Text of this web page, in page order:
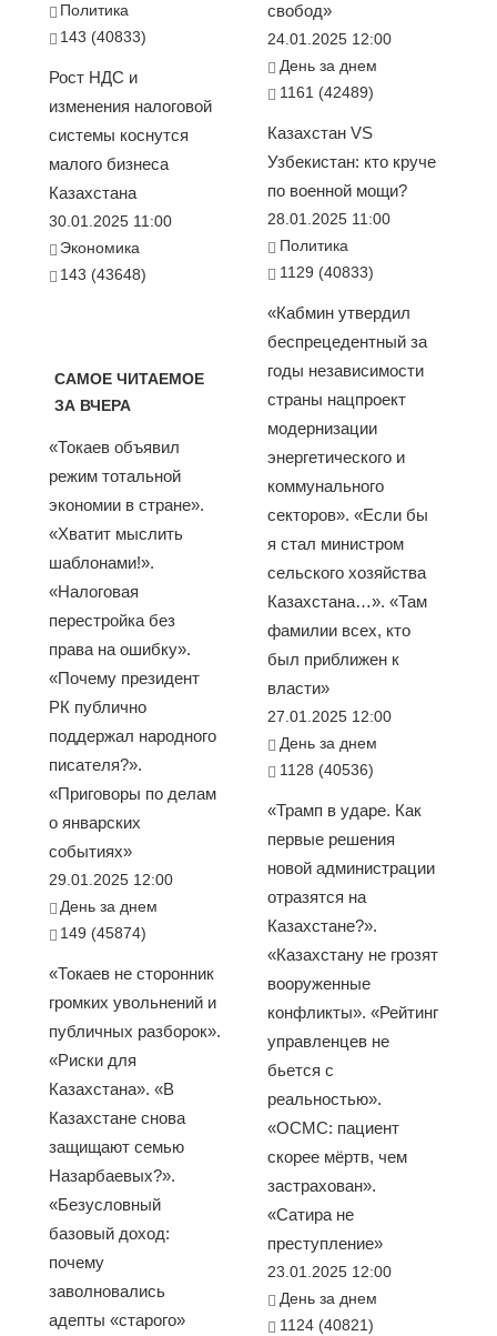
Политика
143 (40833)
Рост НДС и
изменения налоговой
системы коснутся
малого бизнеса
Казахстана
30.01.2025 11:00
Экономика
143 (43648)
САМОЕ ЧИТАЕМОЕ
ЗА ВЧЕРА
«Токаев объявил
режим тотальной
экономии в стране».
«Хватит мыслить
шаблонами!».
«Налоговая
перестройка без
права на ошибку».
«Почему президент
РК публично
поддержал народного
писателя?».
«Приговоры по делам
о январских
событиях»
29.01.2025 12:00
День за днем
149 (45874)
«Токаев не сторонник
громких увольнений и
публичных разборок».
«Риски для
Казахстана». «В
Казахстане снова
защищают семью
Назарбаевых?».
«Безусловный
базовый доход:
почему
заволновались
адепты «старого»
свобод»
24.01.2025 12:00
День за днем
1161 (42489)
Казахстан VS
Узбекистан: кто круче
по военной мощи?
28.01.2025 11:00
Политика
1129 (40833)
«Кабмин утвердил
беспрецедентный за
годы независимости
страны нацпроект
модернизации
энергетического и
коммунального
секторов». «Если бы
я стал министром
сельского хозяйства
Казахстана…». «Там
фамилии всех, кто
был приближен к
власти»
27.01.2025 12:00
День за днем
1128 (40536)
«Трамп в ударе. Как
первые решения
новой администрации
отразятся на
Казахстане?».
«Казахстану не грозят
вооруженные
конфликты». «Рейтинг
управленцев не
бьется с
реальностью».
«ОСМС: пациент
скорее мёртв, чем
застрахован».
«Сатира не
преступление»
23.01.2025 12:00
День за днем
1124 (40821)